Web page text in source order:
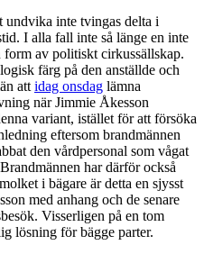
undvika inte tvingas delta i
I alla fall inte så länge en inte
av politiskt cirkussällskap.
färg på den anställde och
att idag onsdag lämna
när Jimmie Åkesson
variant, istället för att försöka
eftersom brandmännen
den vårdpersonal som vågat
har därför också
i bägare är detta en sjysst
med anhang och de senare
Visserligen på en tom
lösning för bägge parter.